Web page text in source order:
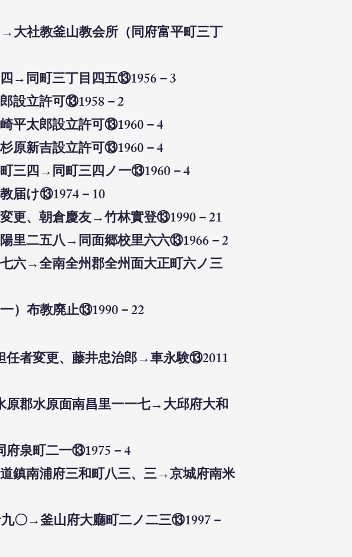
社教釜山教会所（同府富平町三丁
→同町三丁目四五⑬1956－3
設立許可⑬1958－2
平太郎設立許可⑬1960－4
原新吉設立許可⑬1960－4
三四→同町三四ノ一⑬1960－4
届け⑬1974－10
更、朝倉慶友→竹林實登⑬1990－21
里二五八→同面郷校里六六⑬1966－2
六→全南全州郡全州面大正町六ノ三
）布教廃止⑬1990－22
者変更、藤井忠治郎→車永験⑬2011
郡水原面南昌里一一七→大邱府大和
泉町二一⑬1975－4
鎮南浦府三和町八三、三→京城府南米
〇→釜山府大廳町二ノ二三⑬1997－